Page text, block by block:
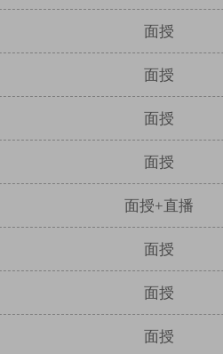
面授
面授
面授
面授
面授+直播
面授
面授
面授